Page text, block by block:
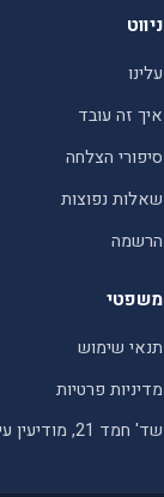
ניווט
עלינו
איך זה עובד
סיפורי הצלחה
שאלות נפוצות
הרשמה
משפטי
תנאי שימוש
מדיניות פרטיות
שד' חמד 21, מודיעין עילית